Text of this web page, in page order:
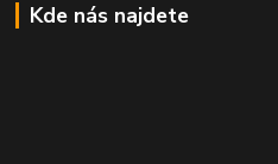
Kde nás najdete